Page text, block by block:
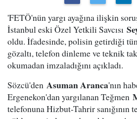
'FETÖ'nün yargı ayağına ilişkin
İstanbul eski Özel Yetkili Savcısı
oldu. İfadesinde, polisin getirdiği
gözaltı, telefon dinleme ve teknik
okumadan imzaladığını açıkladı.
Sözcü'den Asuman Aranca'nın
Ergenekon'dan yargılanan Teğmen
telefonuna Hizbut-Tahrir sanığının